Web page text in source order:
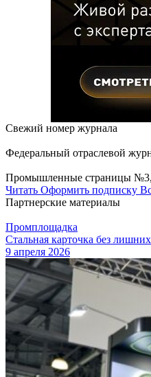
Свежий номер журнала
Федеральный отраслевой
Промышленные страницы
Читать Оформить подписку
Партнерские материалы
Промплощадка
Стальная карточка без
9 апреля 2026